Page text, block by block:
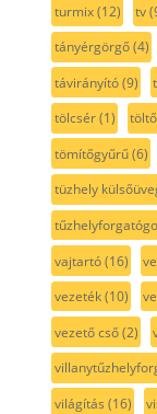
turmix(12) tv
tányérgörgő(4)
távirányító(9)
tölcsér(1) töltő
tömítőgyűrű(6)
tüzhely
vajtartó(16)
vezeték(10)
vezető cső(2)
világítás (16)